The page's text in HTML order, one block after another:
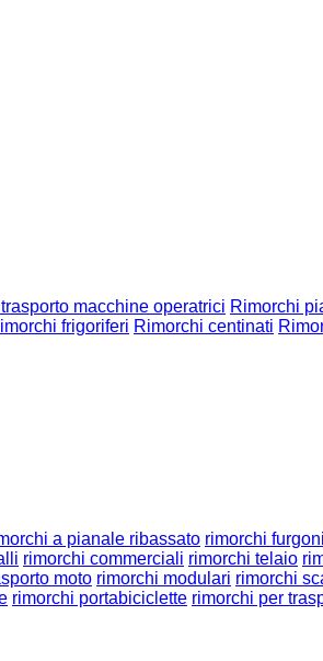
macchine operatrici Rimorchi
frigoriferi Rimorchi centinati
a pianale ribassato rimorchi furgoni
rimorchi commerciali rimorchi telaio
moto rimorchi modulari rimorchi
rimorchi portabiciclette rimorchi per